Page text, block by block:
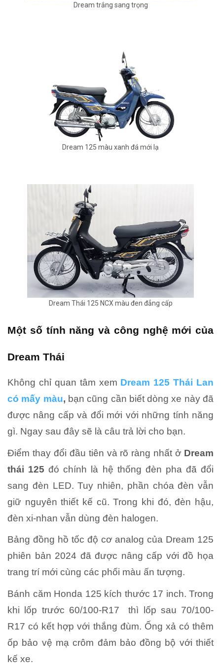
Dream trắng sang trọng
Dream 125 màu xanh đá mới lạ
Dream Thái 125 NCX màu đen đẳng cấp
Một số tính năng và công nghệ mới của
Dream Thái
Không chỉ quan tâm xem Dream 125 Thái Lan
có mấy màu, bạn cũng cần biết dòng xe này đã
được nâng cấp và đổi mới với những tính năng
gì. Ngay sau đây sẽ là câu trả lời cho bạn.
Điểm thay đổi đầu tiên và rõ ràng nhất ở Dream
thái 125đó chính là hệ thống đèn pha đã đổi
sang đèn LED. Tuy nhiên, phần chóa đèn vẫn
giữ nguyên thiết kế cũ. Trong khi đó, đèn hậu,
đèn xi-nhan vẫn dùng đèn halogen.
Bảng đồng hồ tốc độ cơ analog của Dream 125
phiên bản 2024 đã được nâng cấp với đồ họa
trang trí mới cùng các phối màu ấn tượng.
Bánh căm Honda 125 kích thước 17 inch. Trong
khi lốp trước 60/100-R17 thì lốp sau 70/100-
R17 có kết hợp với thắng đùm. Ống xả có thêm
ốp bảo vệ mạ crôm đảm bảo đồng bộ với thiết
kế xe.